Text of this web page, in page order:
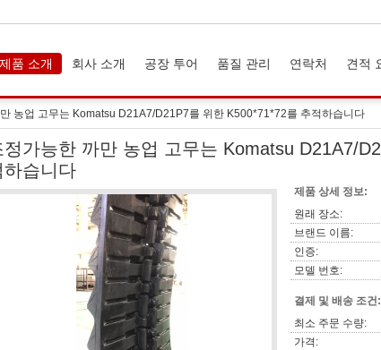
제품 소개 회사 소개 공장 투어 품질 관리 연락처 견적
농업 고무는 Komatsu D21A7/D21P7를 위한 K500*71*72를 추적하습니다
정가능한 까만 농업 고무는 Komatsu D21A7/
하습니다
제품 상세 정보:
원래 장소:
브랜드 이름:
인증:
모델 번호:
결제 및 배송 조건:
최소 주문 수량:
가격: